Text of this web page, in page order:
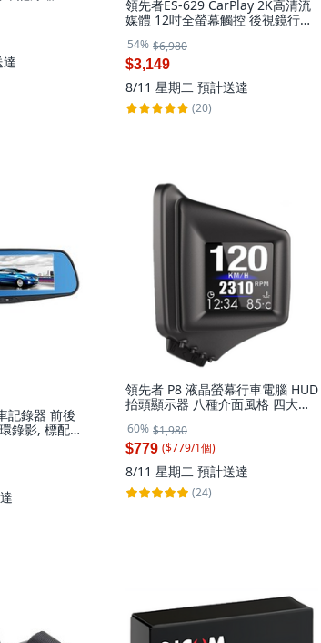
達
領先者ES-629 CarPlay 2K高清流
媒體 12吋全螢幕觸控 後視鏡行車
64GB
54% $6,980
$3,149
8/11 星期二 預計送達
(20)
記錄器 前後
錄影, 標配(6
領先者 P8 液晶螢幕行車電腦 HUD
抬頭顯示器 八種介面風格 四大安
60% $1,980
$779 ($779/1個)
8/11 星期二 預計送達
(24)